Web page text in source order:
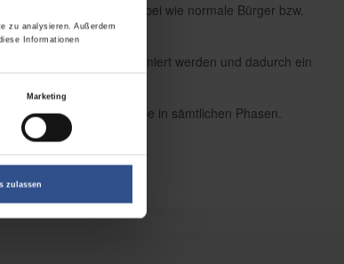
zu analysieren. Außerdem
Informationen
Marketing
zulassen
verhalten sich dabei wie normale Bürger bzw.
ansetzt, optimiert werden und dadurch ein
wir unterstützen Sie in sämtlichen Phasen.